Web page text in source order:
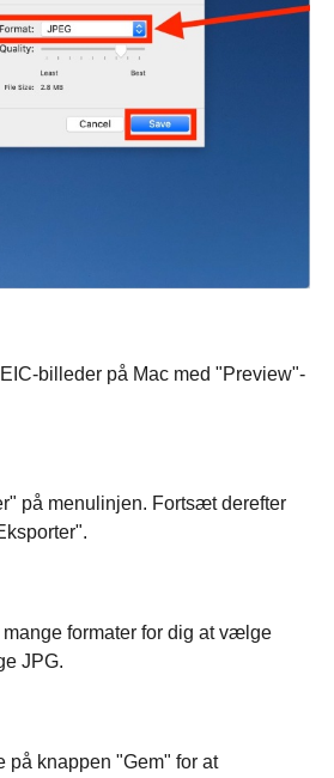
billeder på Mac med "Preview"-
på menulinjen. Fortsæt derefter
formater for dig at vælge
JPG.
på knappen "Gem" for at